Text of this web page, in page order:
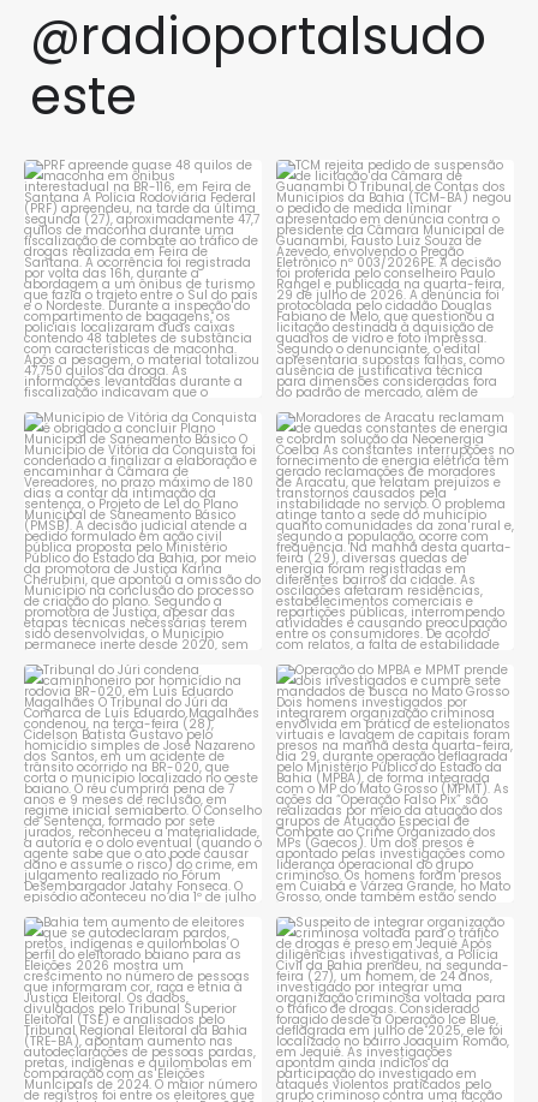
@radioportalsudo
este
PRF apreende quase 48 quilos
de maconha em ônibus...
1 0
TCM rejeita pedido de
suspensão de licitação da...
1 0
Município de Vitória da
Conquista é obrigado a...
1 0
Moradores de Aracatu
reclamam de quedas
constantes ...
1 0
Tribunal do Júri condena
caminhoneiro por...
1 0
Operação do MPBA e MPMT
prende dois investigados e...
1 0
Bahia tem aumento de eleitores
que se autodeclaram...
1 0
Suspeito de integrar
organização criminosa
voltada...
1 0